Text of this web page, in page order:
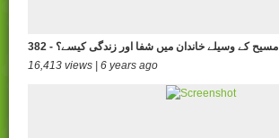
382 - مسیح کے وسیلے خاندان میں شفا اور زندگی کیسے؟
16,413 views | 6 years ago